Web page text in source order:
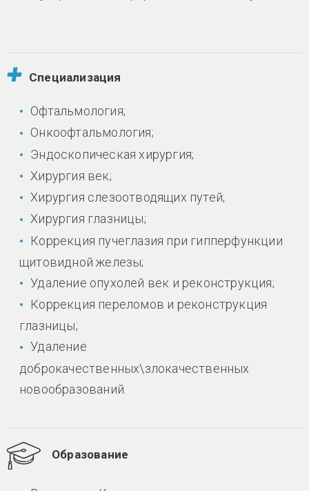
Специализация
Офтальмология;
Онкоофтальмология;
Эндоскопическая хирургия;
Хирургия век;
Хирургия слезоотводящих путей;
Хирургия глазницы;
Коррекция пучеглазия при гипперфункции
щитовидной железы;
Удаление опухолей век и реконструкция;
Коррекция переломов и реконструкция
глазницы;
Удаление
доброкачественных\злокачественных
новообразований.
Образование